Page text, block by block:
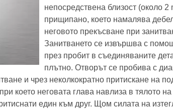
непосредствена близост (около
прищипано, което намалява
неговото прекъсване при
Занитването се извършва с
през пробит в съединяваните
плътно. Отворът се пробива с
и чрез неколкократно притискане на
което неговата глава навлиза в тялото
един към друг. Щом силата на